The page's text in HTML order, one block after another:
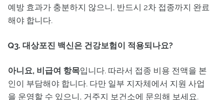
예방 효과가 충분하지 않으니, 반드시 2차 접종까지 완료
해야 합니다.
Q3. 대상포진 백신은 건강보험이 적용되나요?
아니요, 비급여 항목입니다. 따라서 접종 비용 전액을 본
인이 부담해야 합니다. 다만 일부 지자체에서 지원 사업
을 운영할 수 있으니, 거주지 보건소에 문의해 보세요.